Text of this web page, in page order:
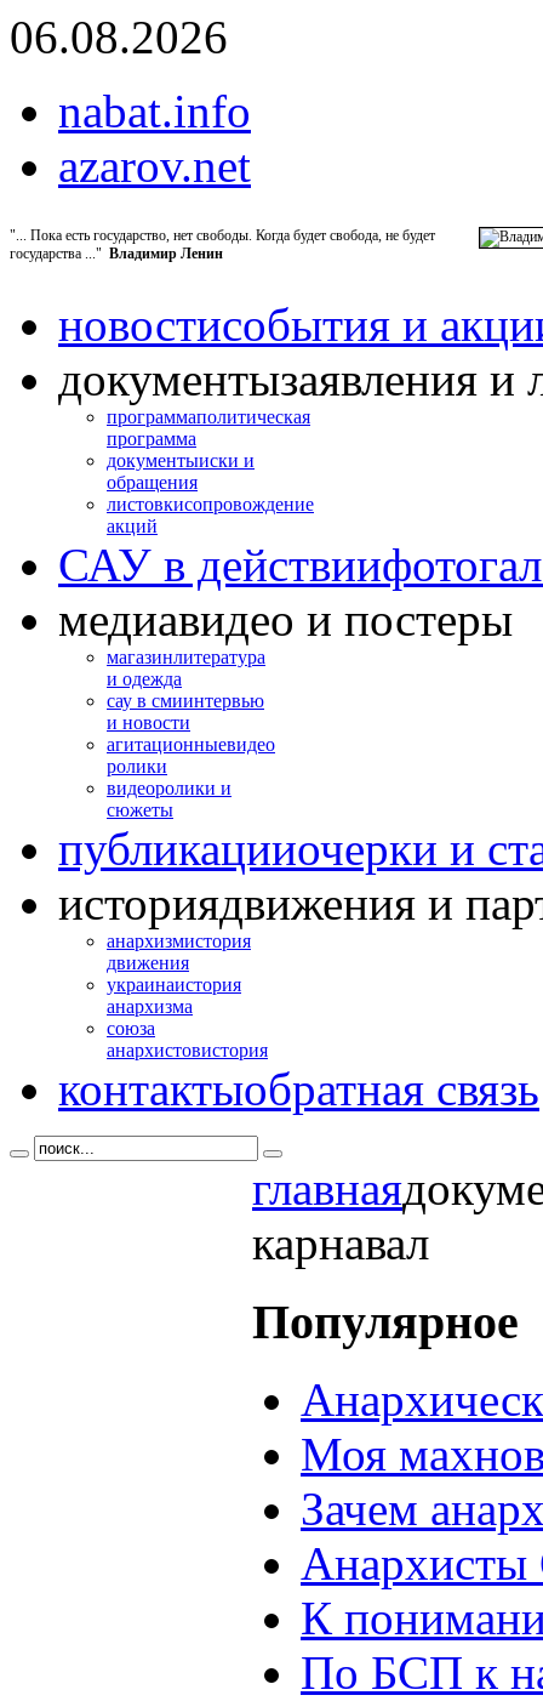
06.08.2026
nabat.info
azarov.net
"... Пока есть государство, нет свободы. Когда будет свобода, не будет
государства ..." Владимир Ленин
новостисобытия и
документызаявления и
программаполитическая
программа
документыиски и
обращения
листовкисопровождение
акций
САУ в действии
медиавидео и постеры
магазинлитература
и одежда
сау в смиинтервью
и новости
агитационныевидео
ролики
видеоролики и
сюжеты
публикацииочерки и
историядвижения и
анархизмистория
движения
украинаистория
анархизма
союза
анархистовистория
контактыобратная связь
главная
карнавал
Популярное
Моя
Зачем
Анархисты
К
По БСП к